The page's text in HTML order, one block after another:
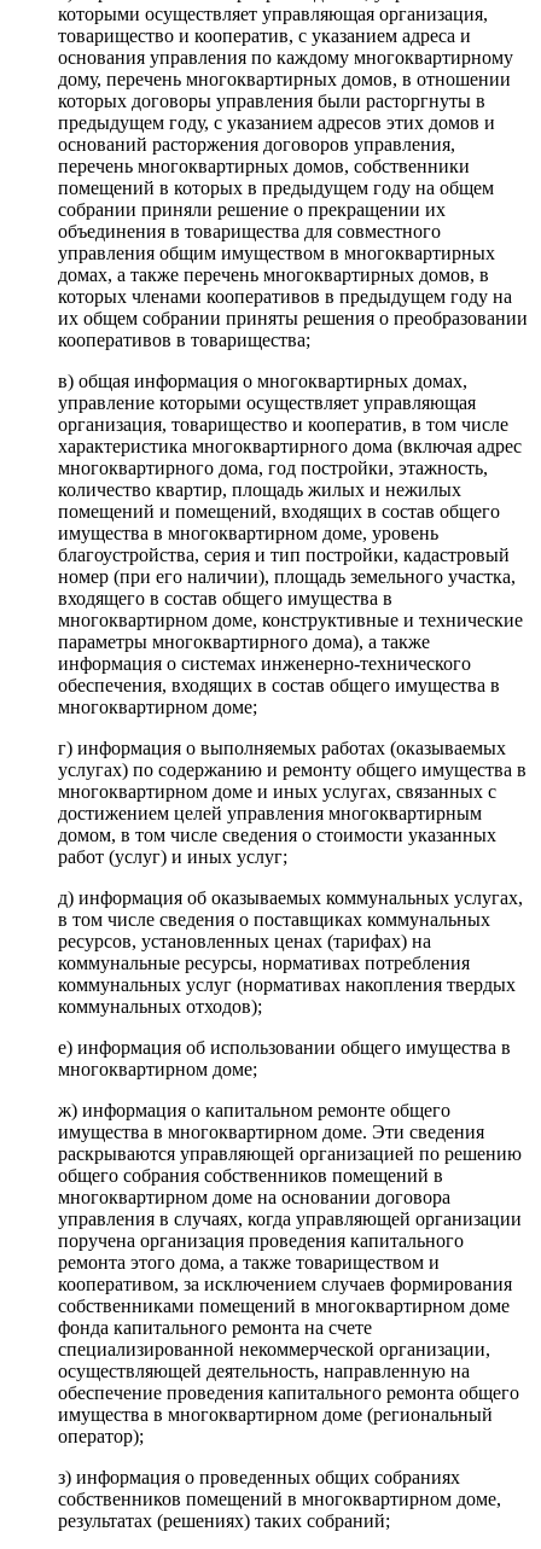
которыми осуществляет управляющая организация,
товарищество и кооператив, с указанием адреса и
основания управления по каждому многоквартирному
дому, перечень многоквартирных домов, в отношении
которых договоры управления были расторгнуты в
предыдущем году, с указанием адресов этих домов и
оснований расторжения договоров управления,
перечень многоквартирных домов, собственники
помещений в которых в предыдущем году на общем
собрании приняли решение о прекращении их
объединения в товарищества для совместного
управления общим имуществом в многоквартирных
домах, а также перечень многоквартирных домов, в
которых членами кооперативов в предыдущем году на
их общем собрании приняты решения о преобразовании
кооперативов в товарищества;
в) общая информация о многоквартирных домах,
управление которыми осуществляет управляющая
организация, товарищество и кооператив, в том числе
характеристика многоквартирного дома (включая адрес
многоквартирного дома, год постройки, этажность,
количество квартир, площадь жилых и нежилых
помещений и помещений, входящих в состав общего
имущества в многоквартирном доме, уровень
благоустройства, серия и тип постройки, кадастровый
номер (при его наличии), площадь земельного участка,
входящего в состав общего имущества в
многоквартирном доме, конструктивные и технические
параметры многоквартирного дома), а также
информация о системах инженерно-технического
обеспечения, входящих в состав общего имущества в
многоквартирном доме;
г) информация о выполняемых работах (оказываемых
услугах) по содержанию и ремонту общего имущества в
многоквартирном доме и иных услугах, связанных с
достижением целей управления многоквартирным
домом, в том числе сведения о стоимости указанных
работ (услуг) и иных услуг;
д) информация об оказываемых коммунальных услугах,
в том числе сведения о поставщиках коммунальных
ресурсов, установленных ценах (тарифах) на
коммунальные ресурсы, нормативах потребления
коммунальных услуг (нормативах накопления твердых
коммунальных отходов);
е) информация об использовании общего имущества в
многоквартирном доме;
ж) информация о капитальном ремонте общего
имущества в многоквартирном доме. Эти сведения
раскрываются управляющей организацией по решению
общего собрания собственников помещений в
многоквартирном доме на основании договора
управления в случаях, когда управляющей организации
поручена организация проведения капитального
ремонта этого дома, а также товариществом и
кооперативом, за исключением случаев формирования
собственниками помещений в многоквартирном доме
фонда капитального ремонта на счете
специализированной некоммерческой организации,
осуществляющей деятельность, направленную на
обеспечение проведения капитального ремонта общего
имущества в многоквартирном доме (региональный
оператор);
з) информация о проведенных общих собраниях
собственников помещений в многоквартирном доме,
результатах (решениях) таких собраний;